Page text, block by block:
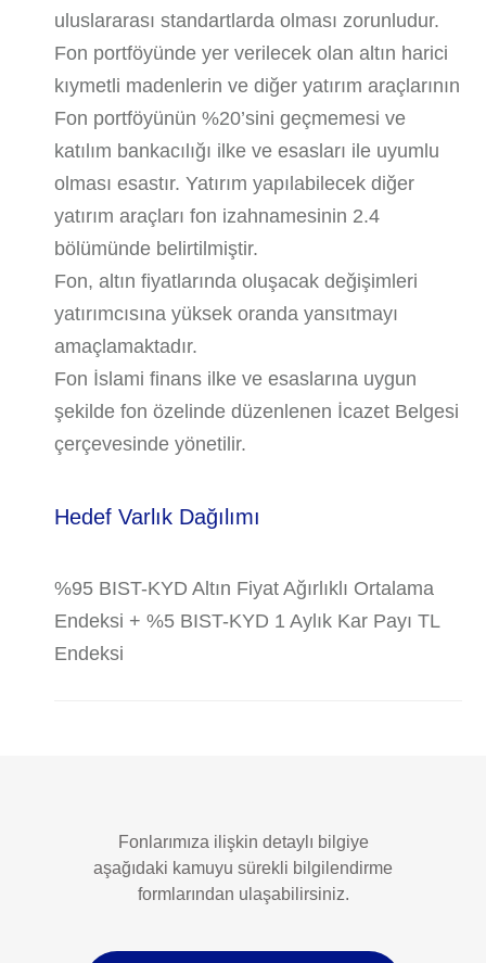
uluslararası standartlarda olması zorunludur.
Fon portföyünde yer verilecek olan altın harici
kıymetli madenlerin ve diğer yatırım araçlarının
Fon portföyünün %20’sini geçmemesi ve
katılım bankacılığı ilke ve esasları ile uyumlu
olması esastır. Yatırım yapılabilecek diğer
yatırım araçları fon izahnamesinin 2.4
bölümünde belirtilmiştir.
Fon, altın fiyatlarında oluşacak değişimleri
yatırımcısına yüksek oranda yansıtmayı
amaçlamaktadır.
Fon İslami finans ilke ve esaslarına uygun
şekilde fon özelinde düzenlenen İcazet Belgesi
çerçevesinde yönetilir.
Hedef Varlık Dağılımı
%95 BIST-KYD Altın Fiyat Ağırlıklı Ortalama
Endeksi + %5 BIST-KYD 1 Aylık Kar Payı TL
Endeksi
Fonlarımıza ilişkin detaylı bilgiye
aşağıdaki kamuyu sürekli bilgilendirme
formlarından ulaşabilirsiniz.